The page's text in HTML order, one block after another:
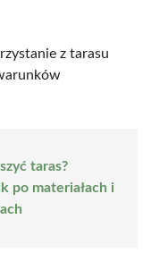
z tarasu
taras?
po materiałach i